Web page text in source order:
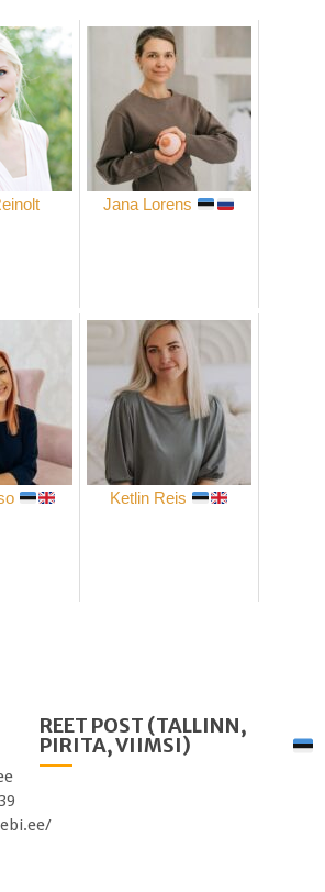
Jana Lorens
Ketlin Reis
REET POST (TALLINN,
PIRITA, VIIMSI)